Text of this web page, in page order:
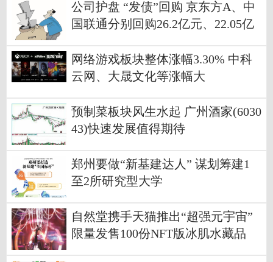
公司护盘 “发债”回购 京东方A、中
国联通分别回购26.2亿元、22.05亿
网络游戏板块整体涨幅3.30% 中科
云网、大晟文化等涨幅大
预制菜板块风生水起 广州酒家(6030
43)快速发展值得期待
郑州要做“新基建达人” 谋划筹建1
至2所研究型大学
自然堂携手天猫推出“超强元宇宙”
限量发售100份NFT版冰肌水藏品